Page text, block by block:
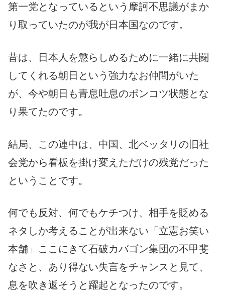
第一党となっているという摩訶不思議がまか
り取っていたのが我が日本国なのです。
昔は、日本人を懲らしめるために一緒に共闘
してくれる朝日という強力なお仲間がいた
が、今や朝日も青息吐息のポンコツ状態とな
り果てたのです。
結局、この連中は、中国、北ベッタリの旧社
会党から看板を掛け変えただけの残党だった
ということです。
何でも反対、何でもケチつけ、相手を貶める
ネタしか考えることが出来ない「立憲お笑い
本舗」ここにきて石破カバゴン集団の不甲斐
なさと、あり得ない失言をチャンスと見て、
息を吹き返そうと躍起となったのです。